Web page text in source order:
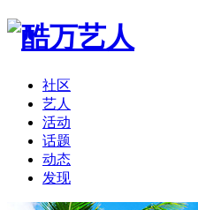
社区
艺人
活动
话题
动态
发现